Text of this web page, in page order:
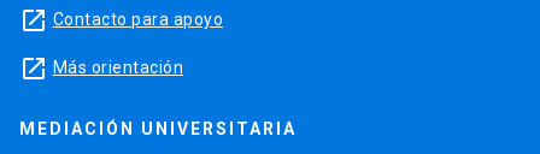
launch Contacto para apoyo
launch Más orientación
MEDIACIÓN UNIVERSITARIA